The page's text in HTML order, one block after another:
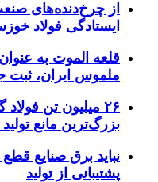
ایستادگی فولاد
قلعه الموت به
ملموس ایران، ثبت
۲۶ میلیون تن
بزرگ‌ترین مانع
نباید برق صنایع
پشتیبانی از تولید